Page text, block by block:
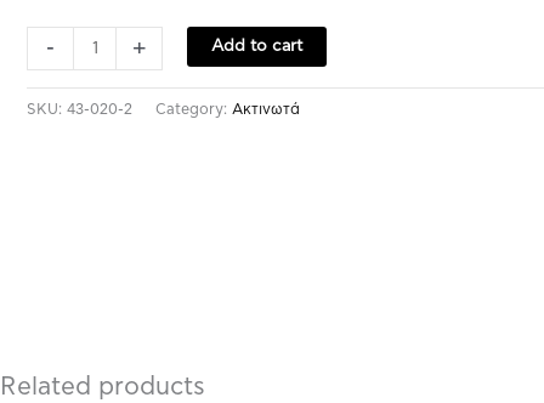
- + Add to cart
SKU:43-020-2 Category: Ακτινωτά
Related products